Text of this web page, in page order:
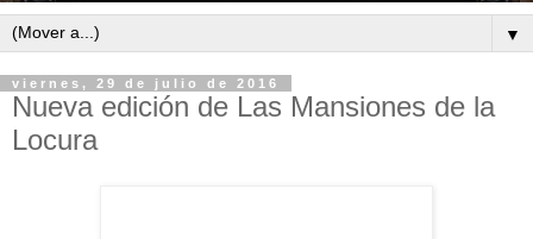
▼
viernes, 29 de julio de 2016
Nueva edición de Las Mansiones de la
Locura